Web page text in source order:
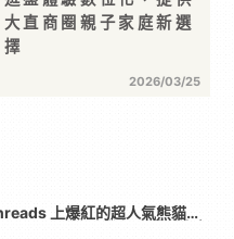
大直商圈親子家庭新選
擇
2026/03/25
上爆紅的超人氣熊貓來